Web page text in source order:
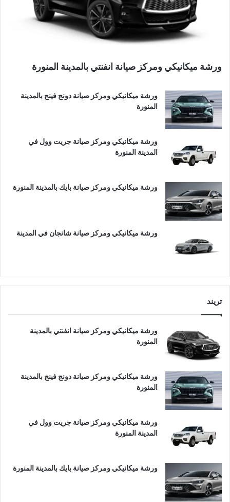
ورشة ميكانيكي ومركز صيانة انفنتي بالمدينة المنورة
ورشة ميكانيكي ومركز صيانة دونج فينج بالمدينة
المنورة
ورشة ميكانيكي ومركز صيانة جريت وول في
المدينة المنورة
ورشة ميكانيكي ومركز صيانة بايك بالمدينة المنورة
ورشة ميكانيكي ومركز صيانة شانجان في المدينة
تريند
ورشة ميكانيكي ومركز صيانة انفنتي بالمدينة
المنورة
ورشة ميكانيكي ومركز صيانة دونج فينج بالمدينة
المنورة
ورشة ميكانيكي ومركز صيانة جريت وول في
المدينة المنورة
ورشة ميكانيكي ومركز صيانة بايك بالمدينة المنورة